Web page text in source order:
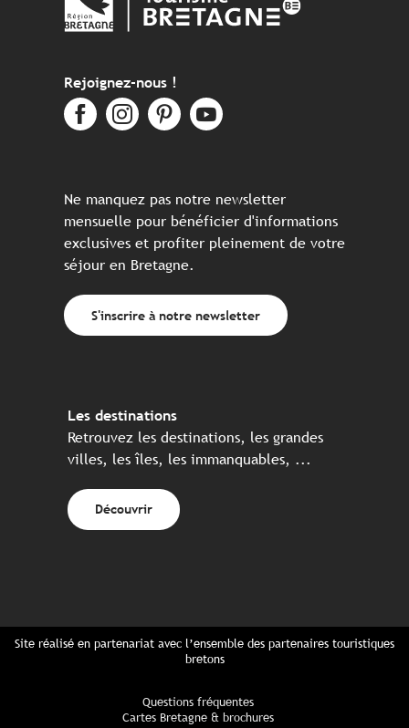
Rejoignez-nous !
Ne manquez pas notre newsletter
mensuelle pour bénéficier d'informations
exclusives et profiter pleinement de votre
séjour en Bretagne.
S'inscrire à notre newsletter
Les destinations
Retrouvez les destinations, les grandes
villes, les îles, les immanquables, ...
Découvrir
Site réalisé en partenariat avec l’ensemble des partenaires touristiques
bretons
Questions fréquentes
Cartes Bretagne & brochures